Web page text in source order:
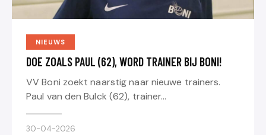
NIEUWS
DOE ZOALS PAUL (62), WORD TRAINER BIJ BONI!
VV Boni zoekt naarstig naar nieuwe trainers.
Paul van den Bulck (62), trainer…
30-04-2026